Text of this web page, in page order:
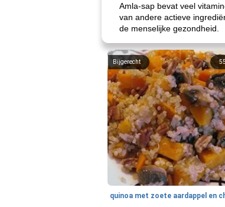
Amla-sap bevat veel
van andere actieve
de menselijke gezondheid.
55
Bijgerecht